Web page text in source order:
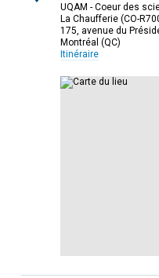
UQAM - Coeur des
La Chaufferie (CO-
175, avenue du
Montréal (QC)
Itinéraire